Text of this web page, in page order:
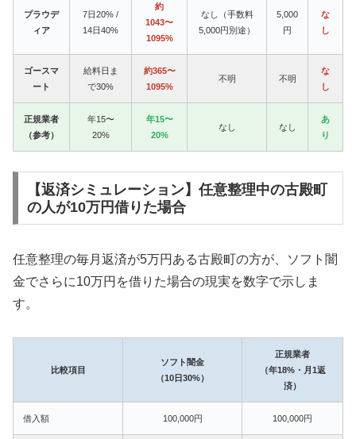
プラウデ
ィア
7日20% /
14日40%
約
1043〜
1095%
なし（手数料
5,000円別途）
5,000
円
な
し
ゴースマ
ート
給料日ま
で30%
約365〜
1095%
不明 不明
な
し
正規業者
（参考）
年15〜
20%
年15〜
20%
なし なし
あ
り
【返済シミュレーション】任意整理中の古殿町
の人が10万円借りた場合
任意整理の毎月返済が5万円ある古殿町の方が、ソフト闇
金でさらに10万円を借りた場合の現実を数字で示しま
す。
比較項目
ソフト闇金
（10日30%）
正規業者
（年18%・月1返
済）
借入額 100,000円 100,000円